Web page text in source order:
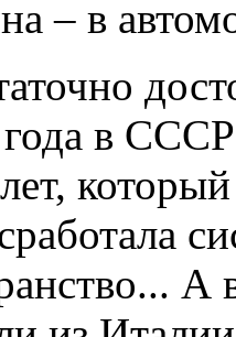
– в
в
А